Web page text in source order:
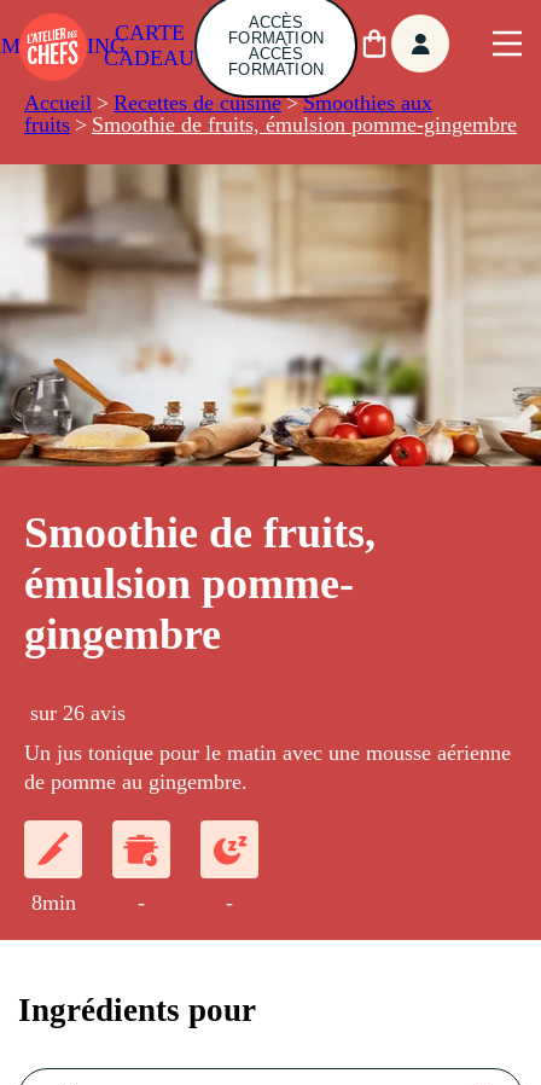
CARTE
CADEAU
ACCÈS
FORMATION
ACCÈS
FORMATION
Accueil > Recettes de cuisine > Smoothies aux
fruits > Smoothie de fruits, émulsion pomme-gingembre
Smoothie de fruits,
émulsion pomme-
gingembre
sur 26 avis
Un jus tonique pour le matin avec une mousse aérienne
de pomme au gingembre.
8min - -
Ingrédients pour